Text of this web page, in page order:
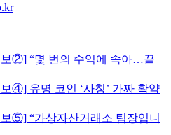
②] “몇 번의 수익에 속아…끝
④] 유명 코인 ‘사칭’ 가짜 확약
⑤] “가상자산거래소 팀장입니